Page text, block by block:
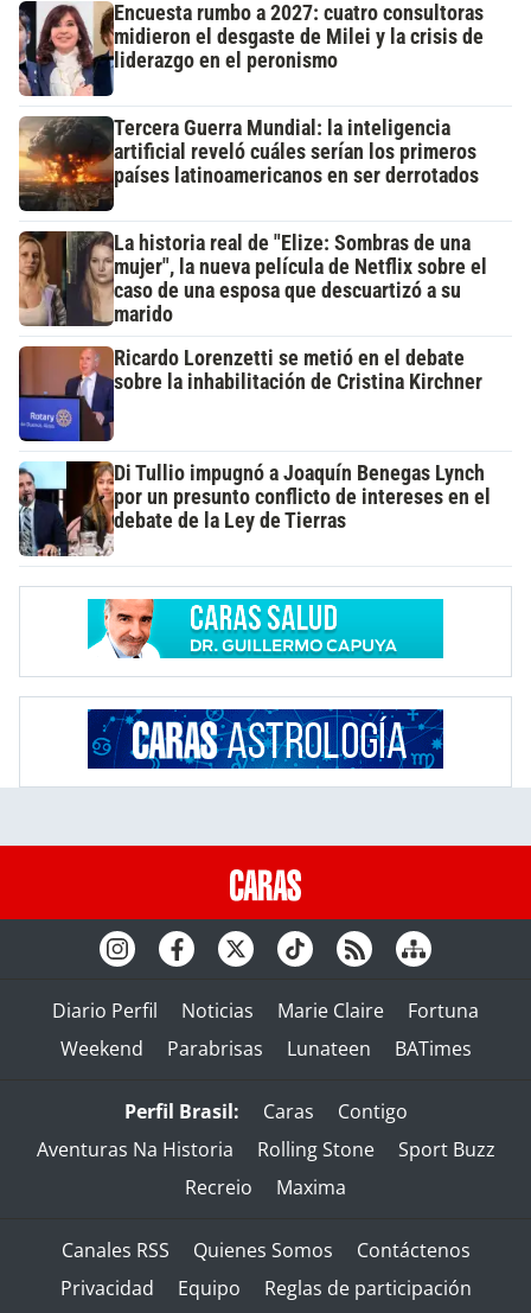
Encuesta rumbo a 2027: cuatro consultoras
midieron el desgaste de Milei y la crisis de
liderazgo en el peronismo
Tercera Guerra Mundial: la inteligencia
artificial reveló cuáles serían los primeros
países latinoamericanos en ser derrotados
La historia real de "Elize: Sombras de una
mujer", la nueva película de Netflix sobre el
caso de una esposa que descuartizó a su
marido
Ricardo Lorenzetti se metió en el debate
sobre la inhabilitación de Cristina Kirchner
Di Tullio impugnó a Joaquín Benegas Lynch
por un presunto conflicto de intereses en el
debate de la Ley de Tierras
Diario Perfil Noticias Marie Claire
Fortuna
Weekend
Parabrisas Lunateen BATimes
Perfil Brasil: Caras
Contigo
Aventuras Na Historia
Rolling Stone
Sport Buzz
Recreio
Maxima
Canales RSS Quienes Somos
Contáctenos
Privacidad
Equipo Reglas de participación